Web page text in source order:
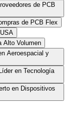
de PCB
de PCB Flex
Alto Volumen
Aeroespacial y
en Tecnología
en Dispositivos